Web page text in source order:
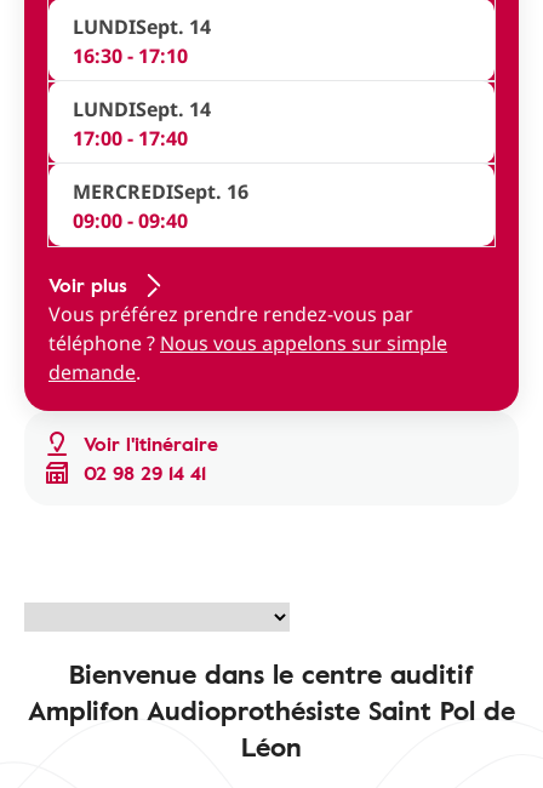
Voir l'itinéraire
02 98 29 14 41
LUNDISept. 14
16:30 - 17:10
LUNDISept. 14
17:00 - 17:40
MERCREDISept. 16
09:00 - 09:40
Voir plus
Vous préférez prendre rendez-vous par
téléphone ? Nous vous appelons sur simple
demande.
Bienvenue dans le centre auditif
Amplifon Audioprothésiste Saint Pol de
Léon